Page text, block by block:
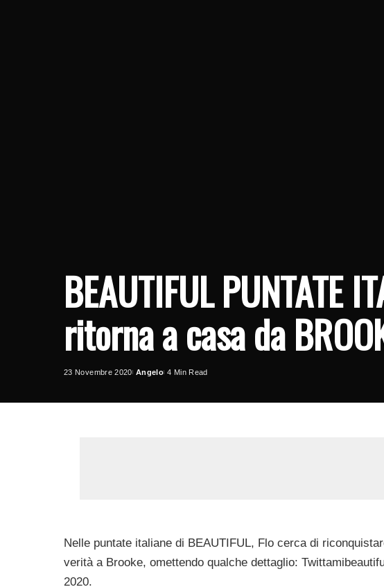
BEAUTIFUL PUNTATE
ritorna a casa da
23 Novembre 2020
Posted
Angelo 4 Min Read
Nelle puntate italiane di BEAUTIFUL, Flo cerca di
verità a Brooke, omettendo qualche dettaglio:
2020.